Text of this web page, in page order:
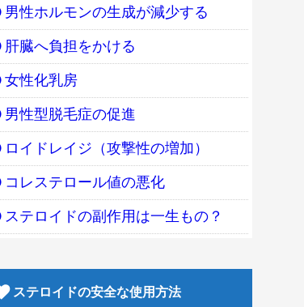
男性ホルモンの生成が減少する
肝臓へ負担をかける
女性化乳房
男性型脱毛症の促進
ロイドレイジ（攻撃性の増加）
コレステロール値の悪化
ステロイドの副作用は一生もの？
ステロイドの安全な使用方法